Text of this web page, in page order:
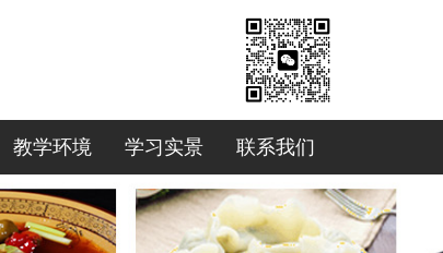
教学环境 学习实景 联系我们